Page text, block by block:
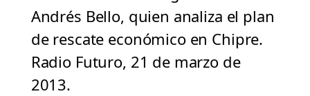
Andrés Bello, quien analiza el plan
de rescate económico en Chipre.
Radio Futuro, 21 de marzo de
2013.